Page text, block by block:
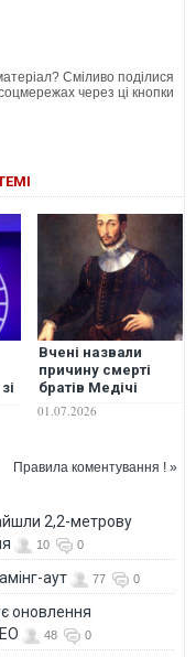
Сміливо поділися
через ці кнопки
Вчені назвали
причину смерті
братів Медічі
01.07.2026
Правила коментування ! »
2,2-метрову
10 0
аут 77 0
оновлення
48 0